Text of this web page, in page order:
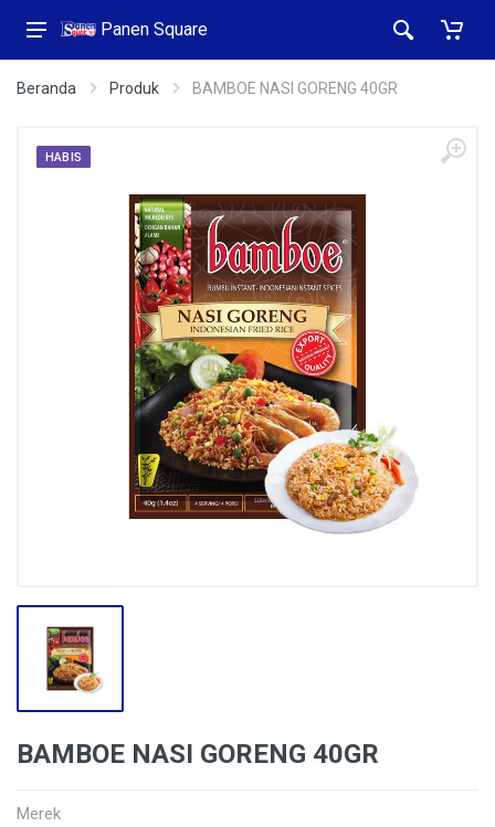
Panen Square
Beranda Produk BAMBOE NASI GORENG 40GR
HABIS
BAMBOE NASI GORENG 40GR
Merek